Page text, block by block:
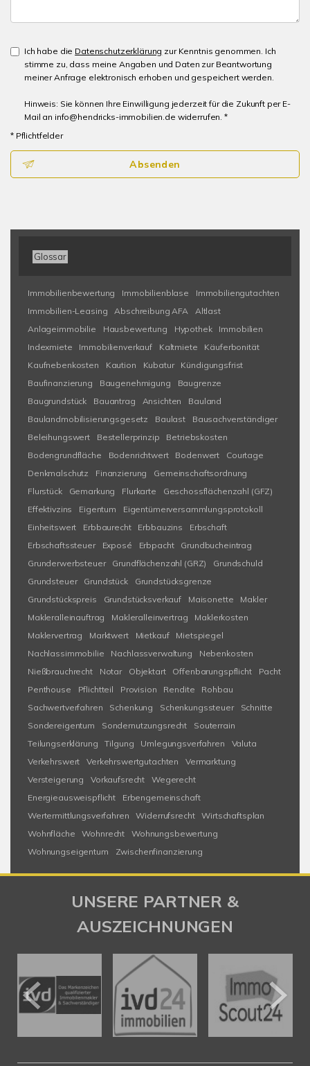
Ich habe die Datenschutzerklärung zur Kenntnis genommen. Ich
stimme zu, dass meine Angaben und Daten zur Beantwortung
meiner Anfrage elektronisch erhoben und gespeichert werden.
Hinweis: Sie können Ihre Einwilligung jederzeit für die Zukunft per E-
Mail an info@hendricks-immobilien.de widerrufen. *
* Pflichtfelder
Absenden
Glossar
Immobilienbewertung Immobilienblase
Immobiliengutachten
Immobilien-Leasing
Abschreibung AFA
Altlast
Anlageimmobilie
Hausbewertung Hypothek
Immobilien
Indexmiete
Immobilienverkauf Kaltmiete
Käuferbonität
Kaufnebenkosten
Kaution Kubatur
Kündigungsfrist
Baufinanzierung
Baugenehmigung
Baugrenze
Baugrundstück
Bauantrag Ansichten
Bauland
Baulandmobilisierungsgesetz
Baulast
Bausachverständiger
Beleihungswert
Bestellerprinzip
Betriebskosten
Bodengrundfläche
Bodenrichtwert Bodenwert
Courtage
Denkmalschutz
Finanzierung
Gemeinschaftsordnung
Flurstück
Gemarkung Flurkarte
Geschossflächenzahl (GFZ)
Effektivzins
Eigentum
Eigentümerversammlungsprotokoll
Einheitswert
Erbbaurecht Erbbauzins
Erbschaft
Erbschaftssteuer
Exposé Erbpacht
Grundbucheintrag
Grunderwerbsteuer
Grundflächenzahl (GRZ)
Grundschuld
Grundsteuer
Grundstück
Grundstücksgrenze
Grundstückspreis
Grundstücksverkauf Maisonette
Makler
Makleralleinauftrag
Makleralleinvertrag
Maklerkosten
Maklervertrag
Marktwert Mietkauf
Mietspiegel
Nachlassimmobilie
Nachlassverwaltung
Nebenkosten
Nießbrauchrecht
Notar Objektart Offenbarungspflicht
Pacht
Penthouse
Pflichtteil Provision Rendite
Rohbau
Sachwertverfahren
Schenkung Schenkungssteuer
Schnitte
Sondereigentum
Sondernutzungsrecht
Souterrain
Teilungserklärung
Tilgung Umlegungsverfahren
Valuta
Verkehrswert
Verkehrswertgutachten
Vermarktung
Versteigerung
Vorkaufsrecht
Wegerecht
Energieausweispflicht
Erbengemeinschaft
Wertermittlungsverfahren
Widerrufsrecht
Wirtschaftsplan
Wohnfläche
Wohnrecht
Wohnungsbewertung
Wohnungseigentum
Zwischenfinanzierung
UNSERE PARTNER &
AUSZEICHNUNGEN